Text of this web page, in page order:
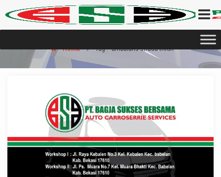
Home Tag : "ambulans strada triton"